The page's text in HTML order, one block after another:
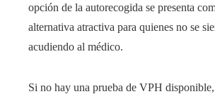
opción de la autorecogida se presenta
alternativa atractiva para quienes no se
acudiendo al médico.
Si no hay una prueba de VPH